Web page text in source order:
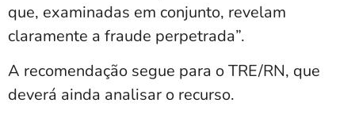
que, examinadas em conjunto, revelam
claramente a fraude perpetrada”.
A recomendação segue para o TRE/RN, que
deverá ainda analisar o recurso.